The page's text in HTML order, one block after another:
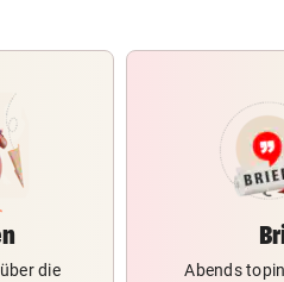
die
Abends